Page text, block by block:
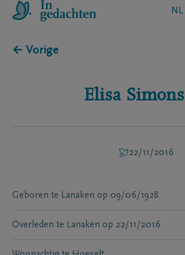
NL
← Vorige
Elisa Simons
22/11/2016
Geboren te Lanaken op 09/06/1928
Overleden te Lanaken op 22/11/2016